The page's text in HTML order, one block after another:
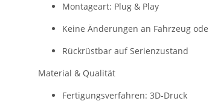
Montageart: Plug & Play
Keine Änderungen an Fahrzeug
Rückrüstbar auf Serienzustand
Material & Qualität
Fertigungsverfahren: 3D-Druck